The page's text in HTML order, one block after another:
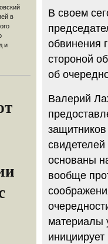
в
и
В своем
обвинения
стороной
об
Валерий
основаны
вообще
материалы